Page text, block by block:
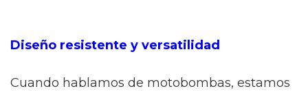
Diseño resistente y versatilidad
Cuando hablamos de motobombas, estamos